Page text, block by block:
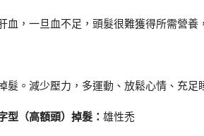
血，一旦血不足，頭髮很難獲得所需營養
髮。減少壓力，多運動、放鬆心情、充足
型（高額頭）掉髮 ： 雄性禿